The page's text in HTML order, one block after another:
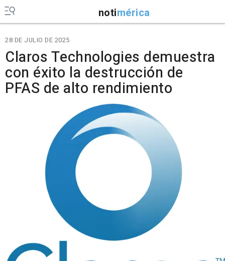
notimérica
28 DE JULIO DE 2025
Claros Technologies demuestra
con éxito la destrucción de
PFAS de alto rendimiento